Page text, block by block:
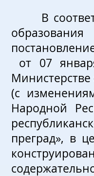
В
от 07
(с
Народной
преград», в